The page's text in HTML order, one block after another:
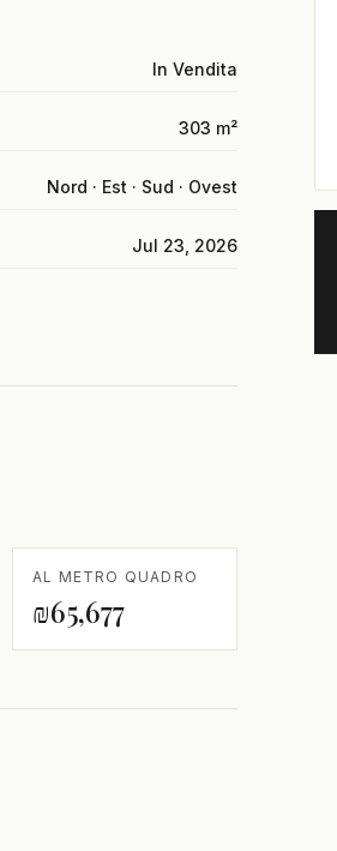
In Vendita
303 m²
Nord · Est · Sud · Ovest
Jul 23, 2026
AL METRO QUADRO
₪65,677